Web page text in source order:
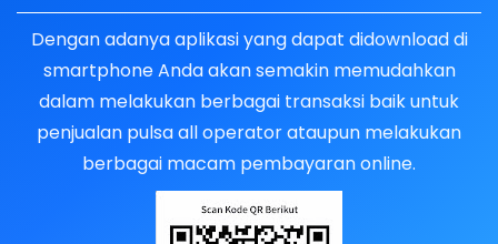
Dengan adanya aplikasi yang dapat didownload di
smartphone Anda akan semakin memudahkan
dalam melakukan berbagai transaksi baik untuk
penjualan pulsa all operator ataupun melakukan
berbagai macam pembayaran online.